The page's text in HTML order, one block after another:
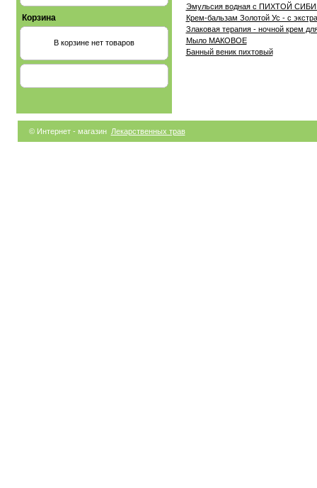
Корзина
В корзине нет товаров
Эмульсия водная с ПИХТОЙ
Крем-бальзам Золотой Ус - с
Злаковая терапия - ночной крем
Мыло МАКОВОЕ
Банный веник пихтовый
© Интернет - магазин Лекарственных трав